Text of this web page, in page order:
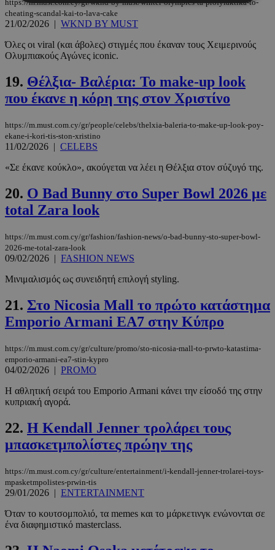
https://m.must.com.cy/gr/wknd-by-must/winter-olympics-ta-profylaktika-to-
cheating-scandal-kai-to-lava-cake
21/02/2026 | WKND BY MUST
Όλες οι viral (και άβολες) στιγμές που έκαναν τους Χειμερινούς
Ολυμπιακούς Αγώνες iconic.
19. Θέλξια- Βαλέρια: Το make-up look
που έκανε η κόρη της στον Χριστίνο
https://m.must.com.cy/gr/people/celebs/thelxia-baleria-to-make-up-look-poy-
ekane-i-kori-tis-ston-xristino
11/02/2026 | CELEBS
«Σε έκανε κούκλο», ακούγεται να λέει η Θέλξια στον σύζυγό της.
20. O Bad Bunny στο Super Bowl 2026 με
total Zara look
https://m.must.com.cy/gr/fashion/fashion-news/o-bad-bunny-sto-super-bowl-
2026-me-total-zara-look
09/02/2026 | FASHION NEWS
Μινιμαλισμός ως συνειδητή επιλογή styling.
21. Στο Nicosia Mall το πρώτο κατάστημα
Emporio Armani EA7 στην Κύπρο
https://m.must.com.cy/gr/culture/promo/sto-nicosia-mall-to-prwto-katastima-
emporio-armani-ea7-stin-kypro
04/02/2026 | PROMO
Η αθλητική σειρά του Emporio Armani κάνει την είσοδό της στην
κυπριακή αγορά.
22. Η Kendall Jenner τρολάρει τους
μπασκετμπολίστες πρώην της
https://m.must.com.cy/gr/culture/entertainment/i-kendall-jenner-trolarei-toys-
mpasketmpolistes-prwin-tis
29/01/2026 | ENTERTAINMENT
Όταν το κουτσομπολιό, τα memes και το μάρκετινγκ ενώνονται σε
ένα διαφημιστικό masterclass.
Απολύτως απαραίτητα
Στόχευσης
Λειτουργικότητας
Μη ταξινομημένα
Τα απολύτως απαραίτητα cookies επιτρέπουν
βασικές λειτουργίες του ιστότοπου, όπως τη
σύνδεση χρήστη και τη διαχείριση λογαριασμού.
χωρίς τα απολύτως απαραίτητα cookies.
Ονοματεπώνυμο
PinToTopCookie www.must.com.cy 12 ώρες
__cf_bm
Cloudflare Inc.
.twitter.com
29 λεπτά
__cf_bm
Cloudflare Inc.
.pexels.com
Google
Privacy Policy